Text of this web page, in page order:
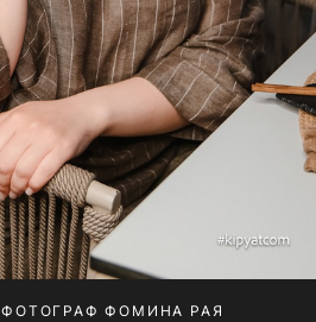
ФОТОГРАФ ФОМИНА РАЯ